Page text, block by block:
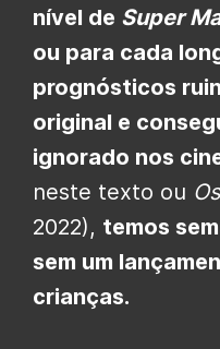
nível de Super
ou para cada
prognósticos
original e
ignorado nos
neste texto ou
2022), temos
sem um
crianças.